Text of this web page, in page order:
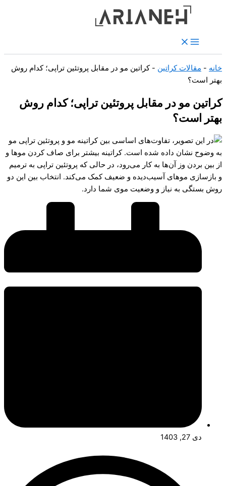
خانه-مقالات کراتین-کراتین مو در مقابل پروتئین تراپی؛ کدام روش
بهتر است؟
کراتین مو در مقابل پروتئین تراپی؛ کدام روش
بهتر است؟
دی 27, 1403